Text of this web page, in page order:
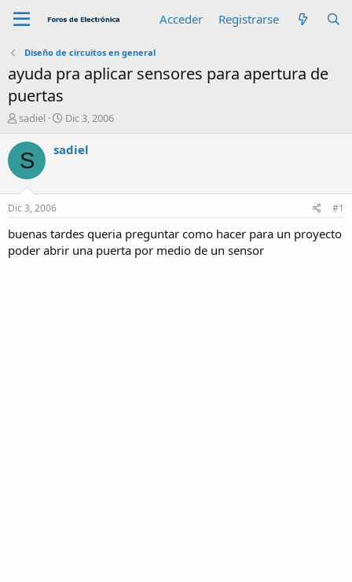
Acceder Registrarse
Diseño de circuitos en general
ayuda pra aplicar sensores para apertura de
puertas
A
t
o
r
sadiel
F
c
n
c
Dic 3, 2006
S sadiel
Dic 3, 2006 #1
buenas tardes queria preguntar como hacer para un proyecto
poder abrir una puerta por medio de un sensor